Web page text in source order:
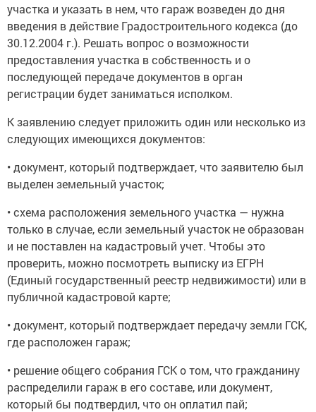
участка и указать в нем, что гараж возведен до дня
введения в действие Градостроительного кодекса (до
30.12.2004 г.). Решать вопрос о возможности
предоставления участка в собственность и о
последующей передаче документов в орган
регистрации будет заниматься исполком.
К заявлению следует приложить один или несколько из
следующих имеющихся документов:
• документ, который подтверждает, что заявителю был
выделен земельный участок;
• схема расположения земельного участка — нужна
только в случае, если земельный участок не образован
и не поставлен на кадастровый учет. Чтобы это
проверить, можно посмотреть выписку из ЕГРН
(Единый государственный реестр недвижимости) или в
публичной кадастровой карте;
• документ, который подтверждает передачу земли ГСК,
где расположен гараж;
• решение общего собрания ГСК о том, что гражданину
распределили гараж в его составе, или документ,
который бы подтвердил, что он оплатил пай;